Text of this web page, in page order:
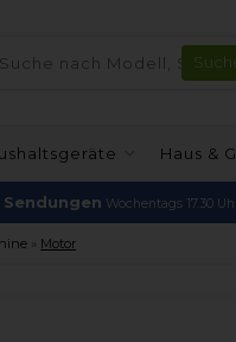
Haus &
Sendungen Wochentags 17.30
Motor